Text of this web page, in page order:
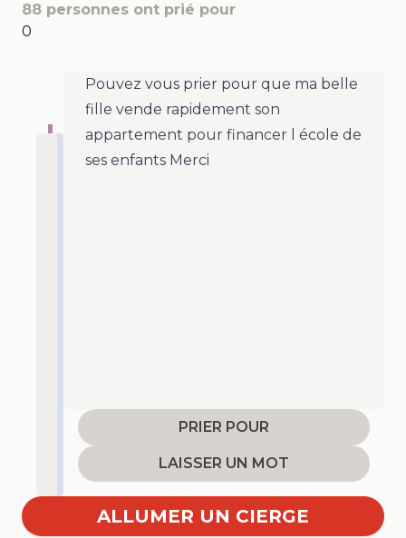
88 personnes ont prié pour
0
Pouvez vous prier pour que ma belle
fille vende rapidement son
appartement pour financer l école de
ses enfants Merci
PRIER POUR
LAISSER UN MOT
ALLUMER UN CIERGE